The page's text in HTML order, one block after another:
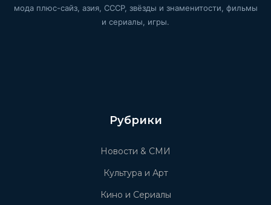
мода плюс-сайз, азия, СССР, звёзды и знаменитости, фильмы
и сериалы, игры.
Рубрики
Новости & СМИ
Культура и Арт
Кино и Сериалы